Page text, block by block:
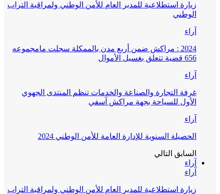
زيارة استطلاعية للمدير العام للأمن الوطني ولمراقبة التراب
الوطني
آراء
2024 : مراكش ضمن أربع مدن بالممكلة سجلت مامجموعه
656 قضية تتعلق بغسيل الأموال
آراء
غرفة التجارة والصناعة والخدمات تنظم المنتدى الجهوي
الأول للسياحة بجهة مراكش آسفي
آراء
الحصيلة السنوية للإدارة العامة للأمن الوطني 2024
السابق التالي
آراء
آراء
زيارة استطلاعية للمدير العام للأمن الوطني ولمراقبة التراب